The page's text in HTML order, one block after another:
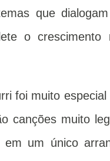
que
o
foi muito
canções muito
em um único